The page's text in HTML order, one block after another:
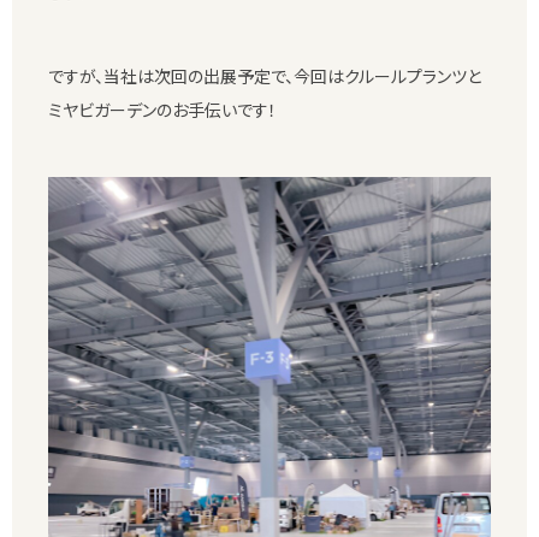
ですが、当社は次回の出展予定で、今回はクルールプランツと
ミヤビガーデンのお手伝いです！